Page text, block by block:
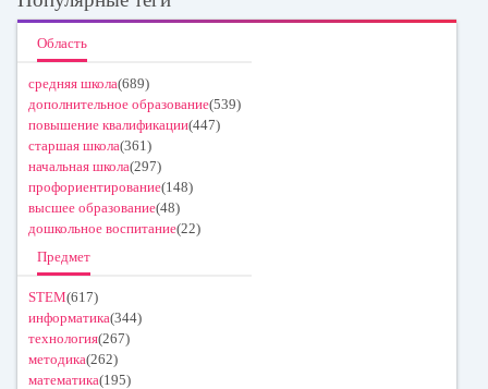
Область
средняя школа(689)
дополнительное образование(539)
повышение квалификации(447)
старшая школа(361)
начальная школа(297)
профориентирование(148)
высшее образование(48)
дошкольное воспитание(22)
Предмет
STEM(617)
информатика(344)
технология(267)
методика(262)
математика(195)